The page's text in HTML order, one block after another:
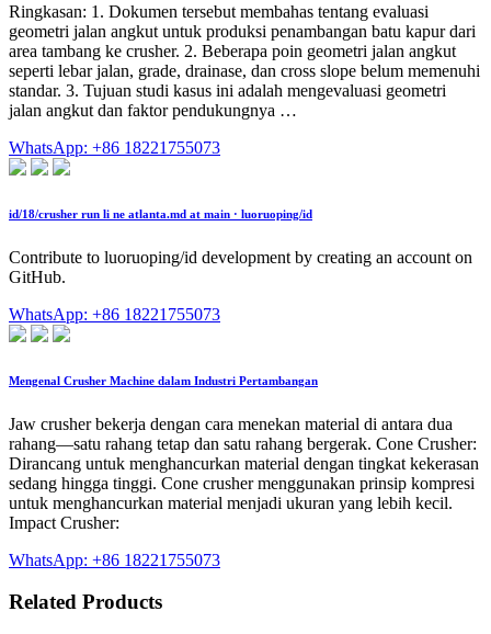
Ringkasan: 1. Dokumen tersebut membahas tentang evaluasi
geometri jalan angkut untuk produksi penambangan batu kapur dari
area tambang ke crusher. 2. Beberapa poin geometri jalan angkut
seperti lebar jalan, grade, drainase, dan cross slope belum memenuhi
standar. 3. Tujuan studi kasus ini adalah mengevaluasi geometri
jalan angkut dan faktor pendukungnya …
WhatsApp: +86 18221755073
id/18/crusher run li ne atlanta.md at main · luoruoping/id
Contribute to luoruoping/id development by creating an account on
GitHub.
WhatsApp: +86 18221755073
Mengenal Crusher Machine dalam Industri Pertambangan
Jaw crusher bekerja dengan cara menekan material di antara dua
rahang—satu rahang tetap dan satu rahang bergerak. Cone Crusher:
Dirancang untuk menghancurkan material dengan tingkat kekerasan
sedang hingga tinggi. Cone crusher menggunakan prinsip kompresi
untuk menghancurkan material menjadi ukuran yang lebih kecil.
Impact Crusher:
WhatsApp: +86 18221755073
Related Products